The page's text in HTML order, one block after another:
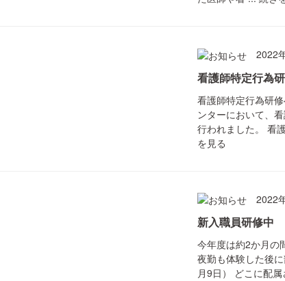
2022
看護師特定行為
看護師特定行為研
ンターにおいて、
行われました。 看
を見る
2022
新入職員研修中
今年度は約2か月の
夜勤も体験した後
月9日） どこに配